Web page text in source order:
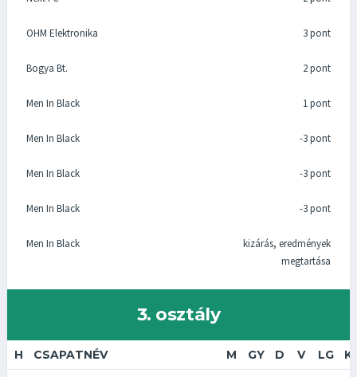
OHM Elektronika 3 pont
Bogya Bt. 2 pont
Men In Black 1 pont
Men In Black -3 pont
Men In Black -3 pont
Men In Black -3 pont
Men In Black
kizárás, eredmények
megtartása
3. osztály
H CSAPATNÉV M GY D V LG